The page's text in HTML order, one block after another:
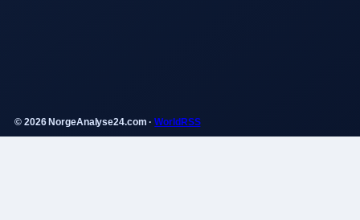
© 2026 NorgeAnalyse24.com ·WorldRSS